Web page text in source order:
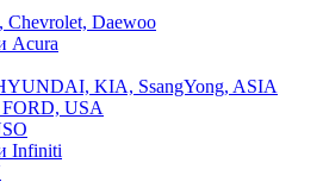
Daewoo
Acura
KIA, SsangYong, ASIA
USA
Infiniti